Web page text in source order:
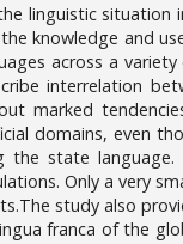
linguistic
knowledge and
across a
interrelation
marked
domains, even
state
Only a very
study also
franca of the